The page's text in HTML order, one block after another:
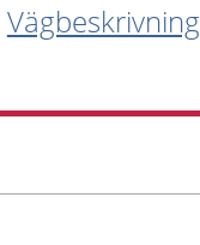
Vägbeskrivning